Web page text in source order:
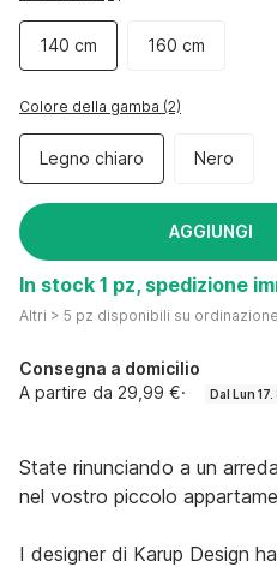
140 cm 160 cm
Colore della gamba (2)
Legno chiaro Nero
AGGIUNGI
In stock 1 pz, spedizione
Altri > 5 pz disponibili su ordinazione
Consegna a domicilio
A partire da 29,99 €· Dal Lun 17.
State rinunciando a un
nel vostro piccolo
I designer di Karup Design